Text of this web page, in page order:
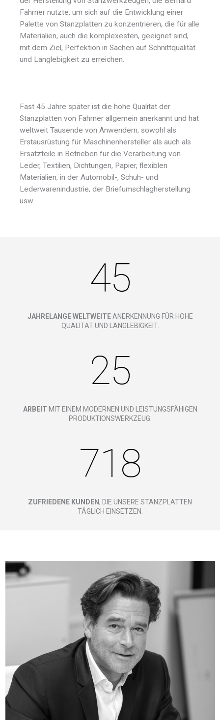
Fahrner nutzte, um sich auf die Entwicklung einer
Palette von Stanzplatten zu konzentrieren, die für alle
Materialien, auch die komplexesten, geeignet sind,
mit dem Ziel, Perfektion in Sachen auf Schnittqualität
und Langlebigkeit zu erreichen.
Fast 45 Jahre später ist die hohe Qualität der
Stanzplatten von Fahrner allgemein anerkannt und hat
weltweit Tausende von Anwendern, sowohl als
Erstausrüstung für Maschinenhersteller als auch als
Ersatzteile in Betrieben für die Verarbeitung von
Leder, Textilien, Dichtungen, Papier, flexiblen
Materialien, in der Automobil-, Schuh- und
Lederwarenindustrie, der Briefumschlagherstellung
usw.
45
JAHRELANGE WELTWEITEANERKENNUNG FÜR HOHE
QUALITÄT UND LANGLEBIGKEIT.
25
ARBEIT MIT EINEM MODERNEN UND LEISTUNGSFÄHIGEN
PRODUKTIONSWERKZEUG.
718
ZUFRIEDENE KUNDEN, DIE UNSERE STANZPLATTEN
TÄGLICH EINSETZEN.